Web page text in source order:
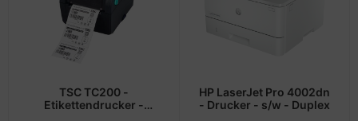
TSC TC200 -
Etikettendrucker -
HP LaserJet Pro 4002dn
- Drucker - s/w - Duplex